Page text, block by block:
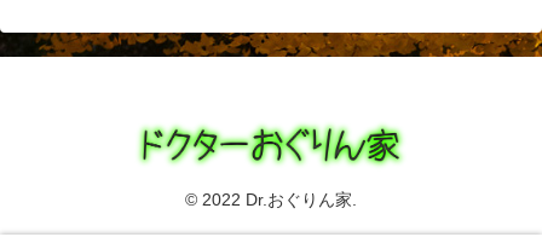
© 2022 Dr.おぐりん家.